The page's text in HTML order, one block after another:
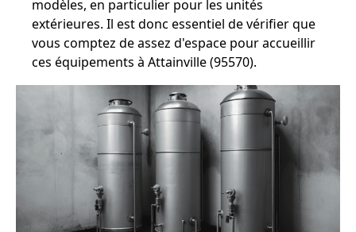
modèles, en particulier pour les unités
extérieures. Il est donc essentiel de vérifier que
vous comptez de assez d'espace pour accueillir
ces équipements à Attainville (95570).